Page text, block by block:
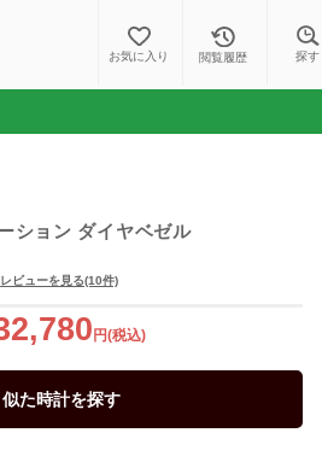
お気に入り 閲覧履歴 探す
ション ダイヤベゼル
レビューを見る(10件)
円(税込)
似た時計を探す